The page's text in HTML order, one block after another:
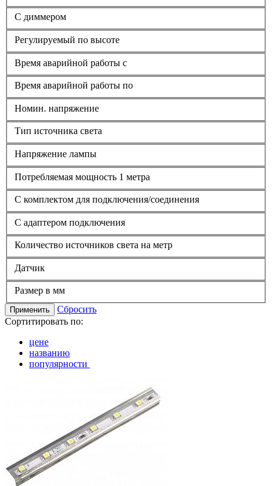
С диммером
Регулируемый по высоте
Время аварийной работы с
Время аварийной работы по
Номин. напряжение
Тип источника света
Напряжение лампы
Потребляемая мощность 1 метра
С комплектом для подключения/соединения
С адаптером подключения
Количество источников света на метр
Датчик
Размер в мм
Применить
Сбросить
Сортитировать по:
цене
названию
популярности